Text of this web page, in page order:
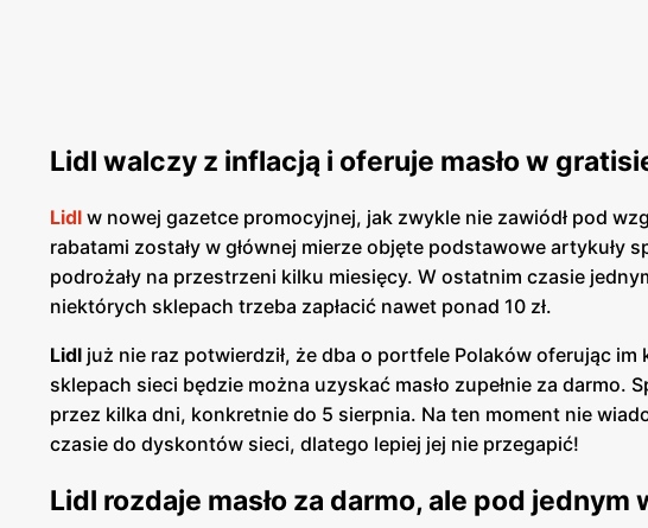
Lidl walczy z inflacją i oferuje masło w
Lidl w nowej gazetce promocyjnej, jak zwykle nie zawiódł pod
rabatami zostały w głównej mierze objęte podstawowe
podrożały na przestrzeni kilku miesięcy. W ostatnim czasie
niektórych sklepach trzeba zapłacić nawet ponad 10 zł.
Lidl już nie raz potwierdził, że dba o portfele Polaków oferując
sklepach sieci będzie można uzyskać masło zupełnie za
przez kilka dni, konkretnie do 5 sierpnia. Na ten moment nie
czasie do dyskontów sieci, dlatego lepiej jej nie przegapić!
Lidl rozdaje masło za darmo, ale pod jednym